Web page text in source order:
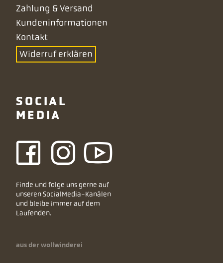
aus der wollwinderei
Zahlung & Versand
Kundeninformationen
Kontakt
Widerruf erklären
SOCIAL
MEDIA
Finde und folge uns gerne auf
unseren SocialMedia-Kanälen
und bleibe immer auf dem
Laufenden.